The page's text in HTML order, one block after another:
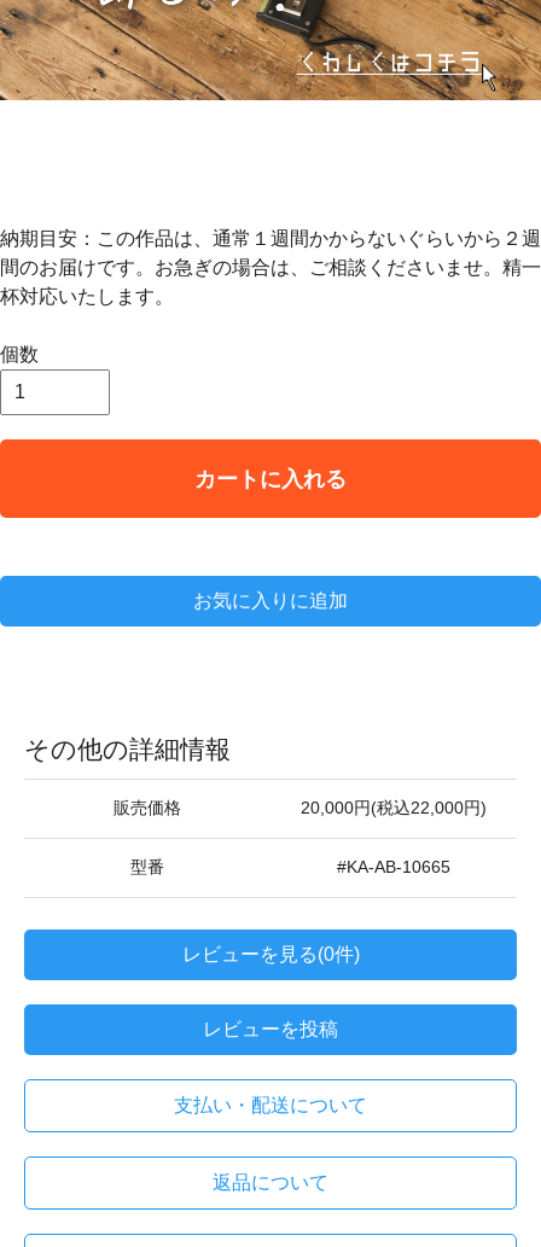
納期目安：この作品は、通常１週間かからないぐらいから２週
間のお届けです。お急ぎの場合は、ご相談くださいませ。精一
杯対応いたします。
個数
カートに入れる
お気に入りに追加
その他の詳細情報
販売価格 20,000円(税込22,000円)
型番 #KA-AB-10665
レビューを見る(0件)
レビューを投稿
支払い・配送について
返品について